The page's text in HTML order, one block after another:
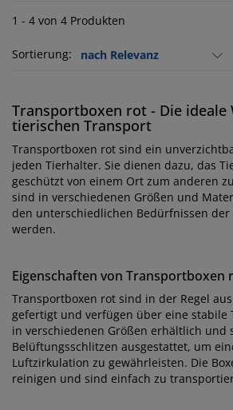
1 - 4 von 4 Produkten
Sortierung:
Transportboxen rot - Die ideale
tierischen Transport
Transportboxen rot sind ein
jeden Tierhalter. Sie dienen dazu, das
geschützt von einem Ort zum anderen
sind in verschiedenen Größen und
den unterschiedlichen Bedürfnissen der
werden.
Eigenschaften von Transportboxen
Transportboxen rot sind in der Regel
gefertigt und verfügen über eine stabile
in verschiedenen Größen erhältlich und
Belüftungsschlitzen ausgestattet, um
Luftzirkulation zu gewährleisten. Die
reinigen und sind einfach zu